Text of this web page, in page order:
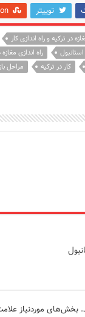
توییتر
در ترکیه و راه اندازی کار
استانبول راه اندازی
کار در ترکیه مراحل
بخش‌های موردنیاز